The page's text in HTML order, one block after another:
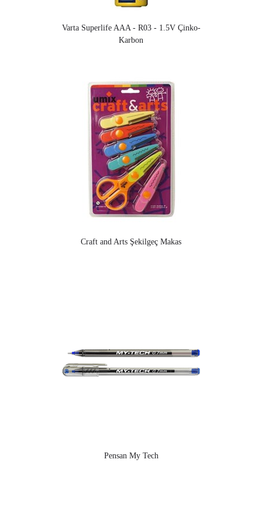
Varta Superlife AAA - R03 - 1.5V Çinko-
Karbon
Craft and Arts Şekilgeç Makas
Pensan My Tech